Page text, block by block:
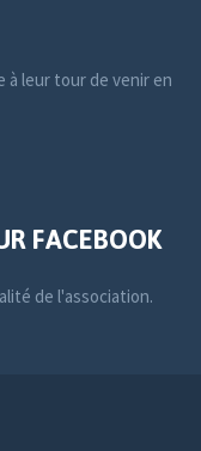
à leur tour de venir en
FACEBOOK
de l'association.